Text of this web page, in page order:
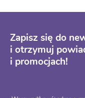
Zapisz się do
i otrzymuj
i promocjach!